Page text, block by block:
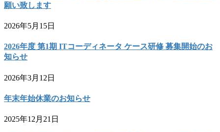
願い致します
2026年5月15日
2026年度 第1期 ITコーディネータ ケース研修 募集開始のお
知らせ
2026年3月12日
年末年始休業のお知らせ
2025年12月21日